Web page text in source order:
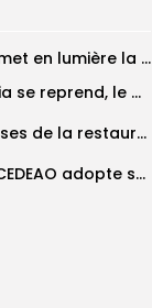
Grand Magal 2026 : un colloque met en lumière la portée universelle...
‎CAN féminine 2026 : le Nigeria se reprend, le Malawi surprend encore...
Magal Touba : dans les coulisses de la restauration de la presse...
Politique de la jeunesse : la CEDEAO adopte son plan d’actions stratégiques...